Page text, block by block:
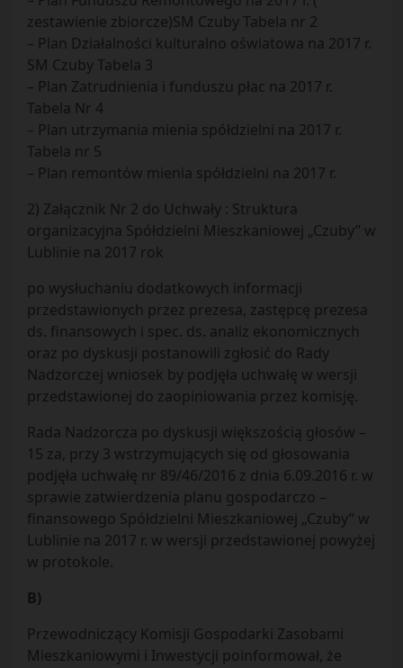
zestawienie zbiorcze)SM Czuby Tabela nr 2
– Plan Działalności kulturalno oświatowa na 2017 r.
SM Czuby Tabela 3
– Plan Zatrudnienia i funduszu płac na 2017 r.
Tabela Nr 4
– Plan utrzymania mienia spółdzielni na 2017 r.
Tabela nr 5
– Plan remontów mienia spółdzielni na 2017 r.
2) Załącznik Nr 2 do Uchwały : Struktura
organizacyjna Spółdzielni Mieszkaniowej „Czuby” w
Lublinie na 2017 rok
po wysłuchaniu dodatkowych informacji
przedstawionych przez prezesa, zastępcę prezesa
ds. finansowych i spec. ds. analiz ekonomicznych
oraz po dyskusji postanowili zgłosić do Rady
Nadzorczej wniosek by podjęła uchwałę w wersji
przedstawionej do zaopiniowania przez komisję.
Rada Nadzorcza po dyskusji większością głosów –
15 za, przy 3 wstrzymujących się od głosowania
podjęła uchwałę nr 89/46/2016 z dnia 6.09.2016 r. w
sprawie zatwierdzenia planu gospodarczo –
finansowego Spółdzielni Mieszkaniowej „Czuby” w
Lublinie na 2017 r. w wersji przedstawionej powyżej
w protokole.
B)
Przewodniczący Komisji Gospodarki Zasobami
Mieszkaniowymi i Inwestycji poinformował, że